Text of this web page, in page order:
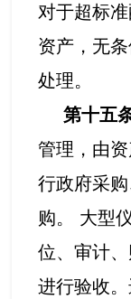
对于超标
资产，无
处理。
第十五
管理，由
行政府采
购。 大型
位、审计
进行验收